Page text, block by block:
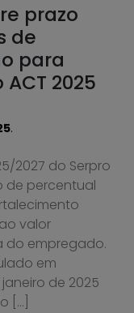
prazo
de
para
2025
.
2027 do Serpro
de percentual
valor
do empregado.
em
de 2025
[…]